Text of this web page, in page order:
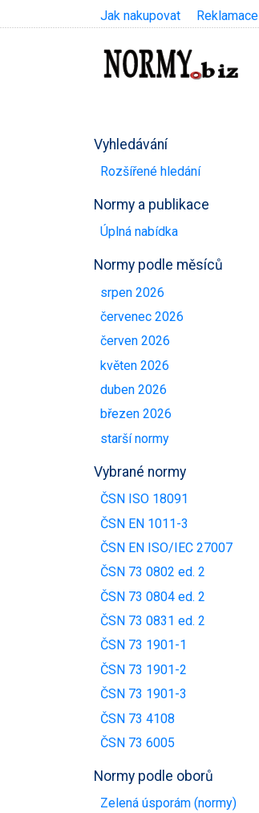
Jak nakupovat Reklamace
Vyhledávání
Rozšířené hledání
Normy a publikace
Úplná nabídka
Normy podle měsíců
srpen 2026
červenec 2026
červen 2026
květen 2026
duben 2026
březen 2026
starší normy
Vybrané normy
ČSN ISO 18091
ČSN EN 1011-3
ČSN EN ISO/IEC 27007
ČSN 73 0802 ed. 2
ČSN 73 0804 ed. 2
ČSN 73 0831 ed. 2
ČSN 73 1901-1
ČSN 73 1901-2
ČSN 73 1901-3
ČSN 73 4108
ČSN 73 6005
Normy podle oborů
Zelená úsporám (normy)